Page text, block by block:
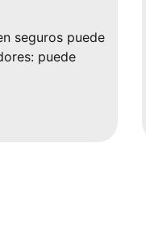
seguros puede
puede